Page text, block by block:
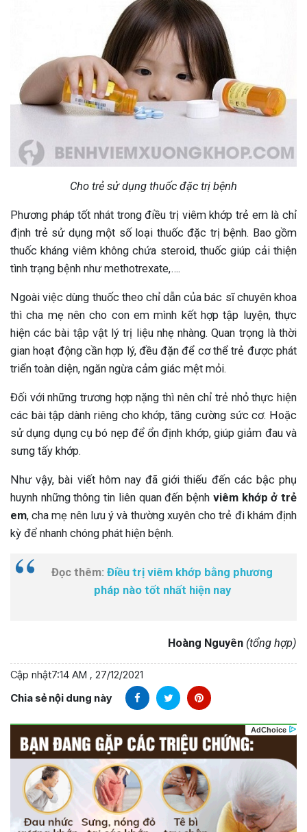
Cho trẻ sử dụng thuốc đặc trị bệnh
Phương pháp tốt nhát trong điều trị viêm khớp trẻ em là chỉ
định trẻ sử dụng một số loại thuốc đặc trị bệnh. Bao gồm
thuốc kháng viêm không chứa steroid, thuốc giúp cải thiện
tình trạng bệnh như methotrexate,….
Ngoài việc dùng thuốc theo chỉ dẫn của bác sĩ chuyên khoa
thì cha mẹ nên cho con em mình kết hợp tập luyện, thực
hiện các bài tập vật lý trị liệu nhẹ nhàng. Quan trọng là thời
gian hoạt động cần hợp lý, đều đặn để cơ thể trẻ được phát
triển toàn diện, ngăn ngừa cảm giác mệt mỏi.
Đối với những trương hợp nặng thì nên chỉ trẻ nhỏ thực hiện
các bài tập dành riêng cho khớp, tăng cường sức cơ. Hoặc
sử dụng dụng cụ bó nẹp để ổn định khớp, giúp giảm đau và
sưng tấy khớp.
Như vậy, bài viết hôm nay đã giới thiếu đến các bậc phụ
huynh những thông tin liên quan đến bệnh viêm khớp ở trẻ
em, cha mẹ nên lưu ý và thường xuyên cho trẻ đi khám định
kỳ để nhanh chóng phát hiện bệnh.
Đọc thêm: Điều trị viêm khớp bằng phương
pháp nào tốt nhất hiện nay
Hoàng Nguyên (tổng hợp)
Cập nhật7:14 AM , 27/12/2021
Chia sẻ nội dung này